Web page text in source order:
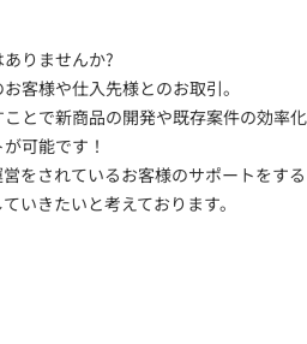
りませんか?
客様や仕入先様とのお取引。
とで新商品の開発や既存案件の効率化
可能です！
をされているお客様のサポートをする
いきたいと考えております。